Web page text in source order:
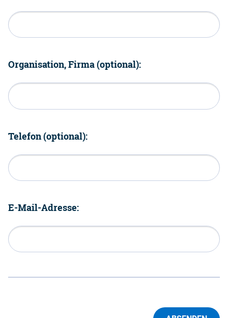
Organisation, Firma (optional):
Telefon (optional):
E-Mail-Adresse: